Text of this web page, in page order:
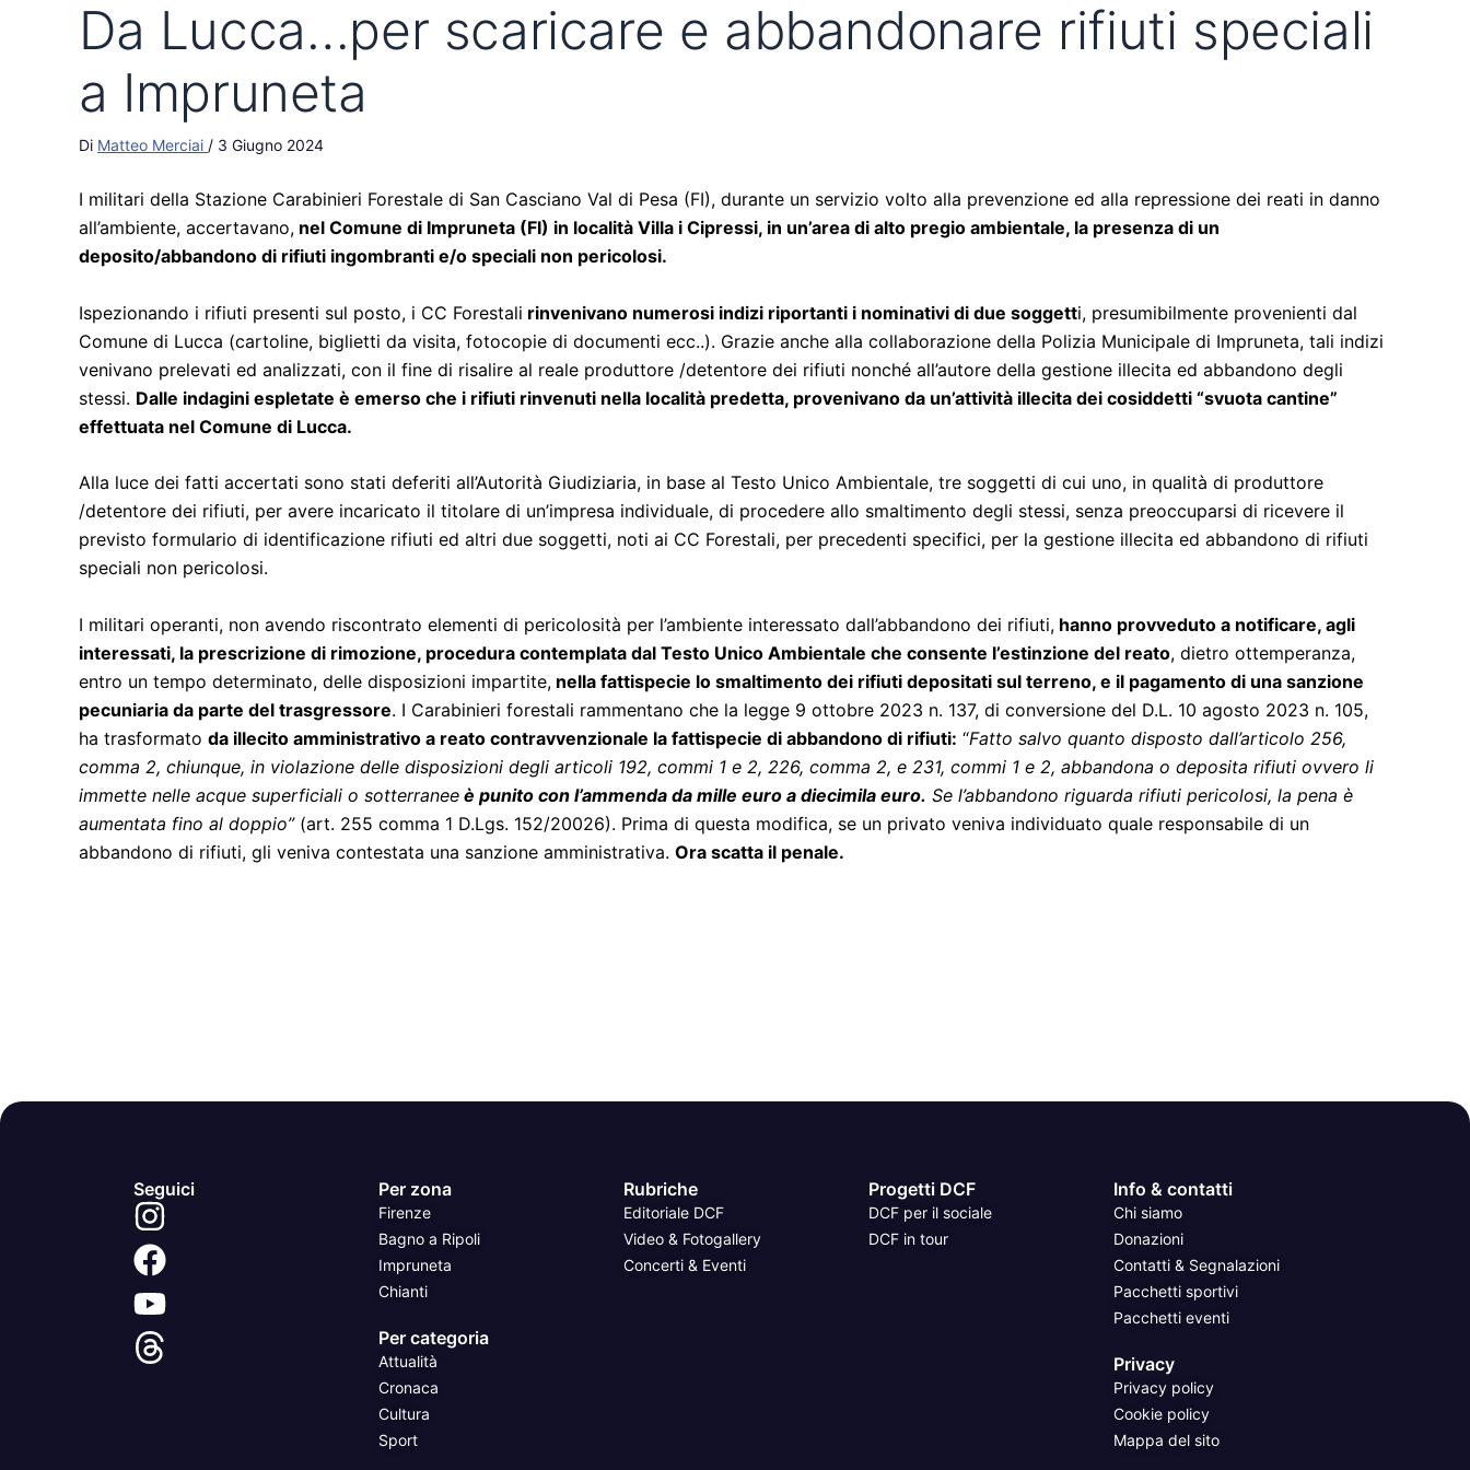
Da Lucca…per scaricare e abbandonare rifiuti speciali
a Impruneta
Di Matteo Merciai / 3 Giugno 2024
I militari della Stazione Carabinieri Forestale di San Casciano Val di Pesa (FI), durante un servizio volto alla prevenzione ed alla repressione dei reati in danno
all’ambiente, accertavano, nel Comune di Impruneta (FI) in località Villa i Cipressi, in un’area di alto pregio ambientale, la presenza di un
deposito/abbandono di rifiuti ingombranti e/o speciali non pericolosi.
Ispezionando i rifiuti presenti sul posto, i CC Forestali rinvenivano numerosi indizi riportanti i nominativi di due soggetti, presumibilmente provenienti dal
Comune di Lucca (cartoline, biglietti da visita, fotocopie di documenti ecc..). Grazie anche alla collaborazione della Polizia Municipale di Impruneta, tali indizi
venivano prelevati ed analizzati, con il fine di risalire al reale produttore /detentore dei rifiuti nonché all’autore della gestione illecita ed abbandono degli
stessi. Dalle indagini espletate è emerso che i rifiuti rinvenuti nella località predetta, provenivano da un’attività illecita dei cosiddetti “svuota cantine”
effettuata nel Comune di Lucca.
Alla luce dei fatti accertati sono stati deferiti all’Autorità Giudiziaria, in base al Testo Unico Ambientale, tre soggetti di cui uno, in qualità di produttore
/detentore dei rifiuti, per avere incaricato il titolare di un’impresa individuale, di procedere allo smaltimento degli stessi, senza preoccuparsi di ricevere il
previsto formulario di identificazione rifiuti ed altri due soggetti, noti ai CC Forestali, per precedenti specifici, per la gestione illecita ed abbandono di rifiuti
speciali non pericolosi.
I militari operanti, non avendo riscontrato elementi di pericolosità per l’ambiente interessato dall’abbandono dei rifiuti, hanno provveduto a notificare, agli
interessati, la prescrizione di rimozione, procedura contemplata dal Testo Unico Ambientale che consente l’estinzione del reato, dietro ottemperanza,
entro un tempo determinato, delle disposizioni impartite, nella fattispecie lo smaltimento dei rifiuti depositati sul terreno, e il pagamento di una sanzione
pecuniaria da parte del trasgressore. I Carabinieri forestali rammentano che la legge 9 ottobre 2023 n. 137, di conversione del D.L. 10 agosto 2023 n. 105,
ha trasformato da illecito amministrativo a reato contravvenzionale la fattispecie di abbandono di rifiuti: “Fatto salvo quanto disposto dall’articolo 256,
comma 2, chiunque, in violazione delle disposizioni degli articoli 192, commi 1 e 2, 226, comma 2, e 231, commi 1 e 2, abbandona o deposita rifiuti ovvero li
immette nelle acque superficiali o sotterranee è punito con l’ammenda da mille euro a diecimila euro. Se l’abbandono riguarda rifiuti pericolosi, la pena è
aumentata fino al doppio”(art. 255 comma 1 D.Lgs. 152/20026). Prima di questa modifica, se un privato veniva individuato quale responsabile di un
abbandono di rifiuti, gli veniva contestata una sanzione amministrativa. Ora scatta il penale.
Seguici Per zona
Firenze
Bagno a Ripoli
Impruneta
Chianti
Per categoria
Attualità
Cronaca
Cultura
Sport
Rubriche
Editoriale DCF
Video & Fotogallery
Concerti & Eventi
Progetti DCF
DCF per il sociale
DCF in tour
Info & contatti
Chi siamo
Donazioni
Contatti & Segnalazioni
Pacchetti sportivi
Pacchetti eventi
Privacy
Privacy policy
Cookie policy
Mappa del sito